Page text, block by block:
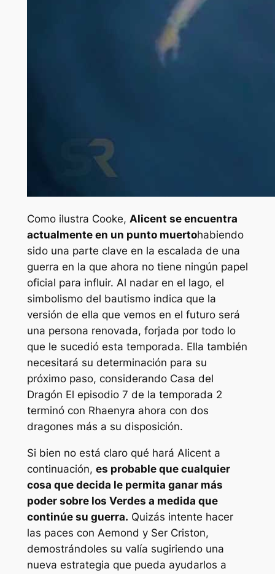
Como ilustra Cooke, Alicent se encuentra
actualmente en un punto muertohabiendo
sido una parte clave en la escalada de una
guerra en la que ahora no tiene ningún papel
oficial para influir. Al nadar en el lago, el
simbolismo del bautismo indica que la
versión de ella que vemos en el futuro será
una persona renovada, forjada por todo lo
que le sucedió esta temporada. Ella también
necesitará su determinación para su
próximo paso, considerando Casa del
Dragón El episodio 7 de la temporada 2
terminó con Rhaenyra ahora con dos
dragones más a su disposición.
Si bien no está claro qué hará Alicent a
continuación, es probable que cualquier
cosa que decida le permita ganar más
poder sobre los Verdes a medida que
continúe su guerra. Quizás intente hacer
las paces con Aemond y Ser Criston,
demostrándoles su valía sugiriendo una
nueva estrategia que pueda ayudarlos a